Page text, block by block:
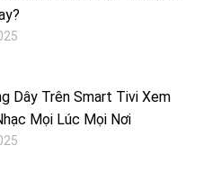
Dây Trên Smart Tivi Xem
Mọi Lúc Mọi Nơi